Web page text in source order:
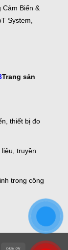
Cảm Biến &
System,
Trang sản
thiết bị đo
truyền
trong công